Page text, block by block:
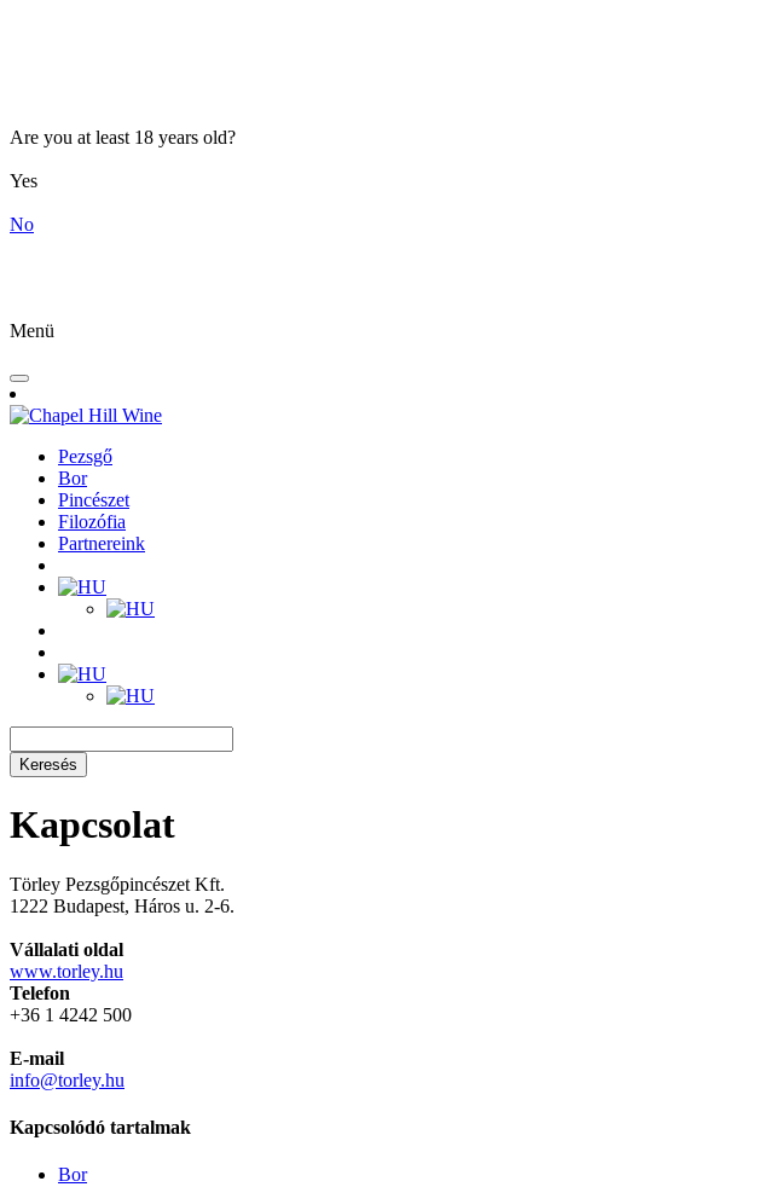
Are you at least 18 years old?
Yes
No
Menü
Pezsgő
Bor
Pincészet
Filozófia
Partnereink
Keresés
Kapcsolat
Törley Pezsgőpincészet Kft.
1222 Budapest, Háros u. 2-6.
Vállalati oldal
www.torley.hu
Telefon
+36 1 4242 500
E-mail
info@torley.hu
Kapcsolódó tartalmak
Bor